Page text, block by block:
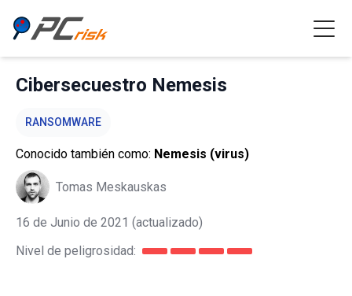
Cibersecuestro Nemesis
RANSOMWARE
Conocido también como: Nemesis (virus)
Tomas Meskauskas
16 de Junio de 2021 (actualizado)
Nivel de peligrosidad: